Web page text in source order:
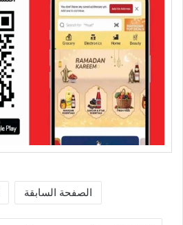
الصفحة السابقة